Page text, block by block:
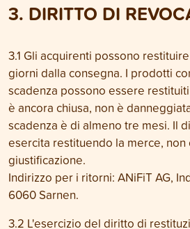
3. DIRITTO DI
3.1 Gli acquirenti possono
giorni dalla consegna. I prodotti
scadenza possono essere
è ancora chiusa, non è
scadenza è di almeno tre mesi. Il
esercita restituendo la merce, non
giustificazione.
Indirizzo per i ritorni: ANiFiT AG,
6060 Sarnen.
3.2 L'esercizio del diritto di